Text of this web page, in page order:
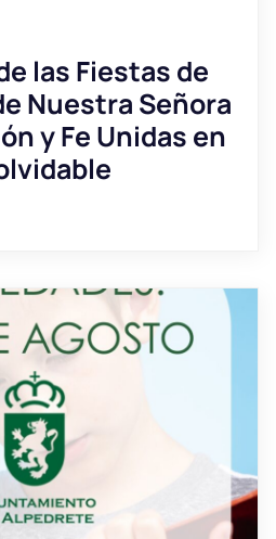
las Fiestas de
Nuestra Señora
y Fe Unidas en